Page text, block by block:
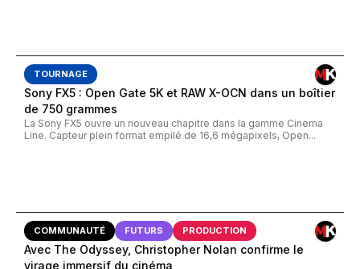
TOURNAGE
Sony FX5 : Open Gate 5K et RAW X-OCN dans un boîtier
de 750 grammes
La Sony FX5 ouvre un nouveau chapitre dans la gamme Cinema
Line. Capteur plein format empilé de 16,6 mégapixels, Open...
COMMUNAUTÉ FUTURS PRODUCTION
Avec The Odyssey, Christopher Nolan confirme le
virage immersif du cinéma